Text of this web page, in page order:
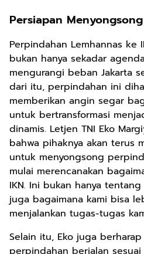
Persiapan
Perpindahan Lemhannas ke
bukan hanya sekadar
mengurangi beban Jakarta
dari itu, perpindahan ini
memberikan angin segar
untuk bertransformasi
dinamis. Letjen TNI Eko
bahwa pihaknya akan terus
untuk menyongsong
mulai merencanakan
IKN. Ini bukan hanya
juga bagaimana kami bisa
menjalankan tugas-tugas
Selain itu, Eko juga
perpindahan berjalan